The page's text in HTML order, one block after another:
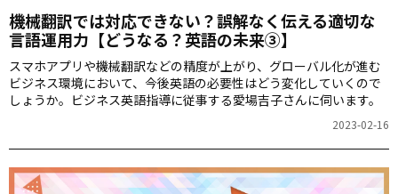
機械翻訳では対応できない？誤解なく伝える適切な
言語運用力【どうなる？英語の未来③】
スマホアプリや機械翻訳などの精度が上がり、グローバル化が進む
ビジネス環境において、今後英語の必要性はどう変化していくので
しょうか。ビジネス英語指導に従事する愛場吉子さんに伺います。
2023-02-16